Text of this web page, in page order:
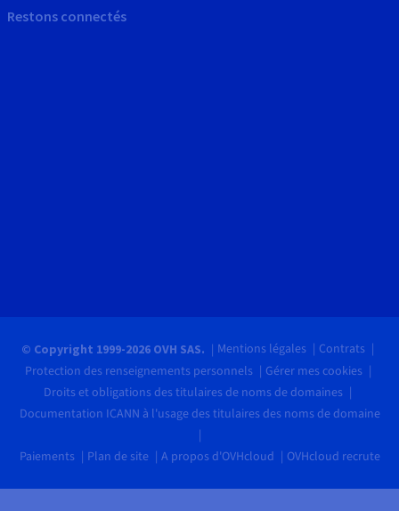
Restons connectés
© Copyright 1999-2026 OVH SAS. Mentions légales
Contrats
Protection des renseignements personnels
Gérer mes cookies
Droits et obligations des titulaires de noms de domaines
Documentation ICANN à l'usage des titulaires des noms de domaine
Paiements Plan de site A propos d'OVHcloud OVHcloud recrute